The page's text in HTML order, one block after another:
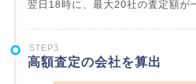
翌日18時に、最大20社の査定額が
STEP3
高額査定の会社を算出